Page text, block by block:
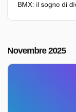
BMX: il sogno di
Novembre 2025